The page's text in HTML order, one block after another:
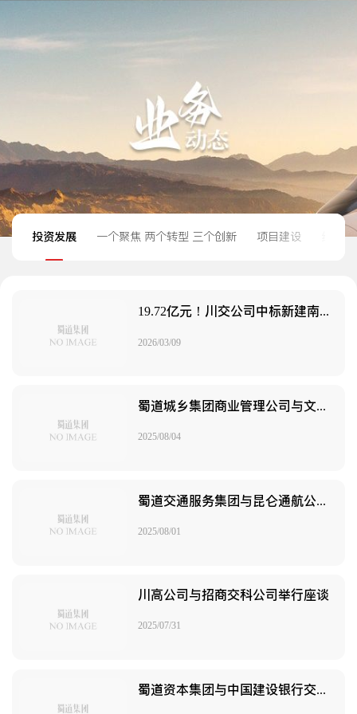
投资发展 一个聚焦 两个转型 三个创新 项目建设 经营
19.72亿元！川交公司中标新建南广铁路
2026/03/09
蜀道城乡集团商业管理公司与文投汇文资产管理公司举行交流座谈会
2025/08/04
蜀道交通服务集团与昆仑通航公司座谈交流
2025/08/01
川高公司与招商交科公司举行座谈
2025/07/31
蜀道资本集团与中国建设银行交流座谈